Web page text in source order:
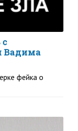
Вадима
фейка о